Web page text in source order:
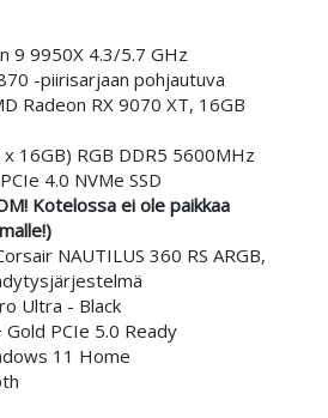
9 9950X 4.3/5.7 GHz
-piirisarjaan pohjautuva
Radeon RX 9070 XT, 16GB
16GB) RGB DDR5 5600MHz
4.0 NVMe SSD
Kotelossa ei ole paikkaa
NAUTILUS 360 RS ARGB,
Ultra - Black
PCIe 5.0 Ready
11 Home